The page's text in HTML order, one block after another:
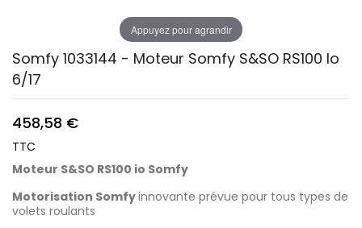
Appuyez pour agrandir
Somfy 1033144 - Moteur Somfy S&SO RS100 Io
6/17
458,58 €
TTC
Moteur S&SO RS100 io Somfy
Motorisation Somfyinnovante prévue pour tous types de
volets roulants